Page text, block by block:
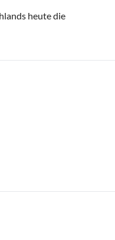
heute die